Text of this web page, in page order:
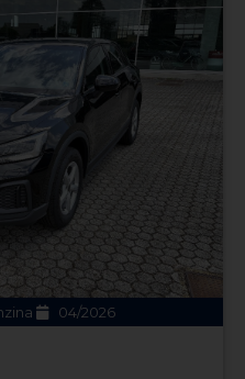
04/2026